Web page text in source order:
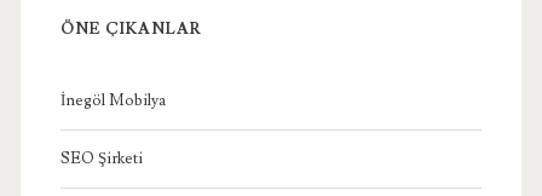
ÖNE ÇIKANLAR
İnegöl Mobilya
SEO Şirketi